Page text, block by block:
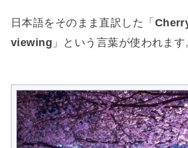
日本語をそのまま直訳した「
viewing 」という言葉が使われます